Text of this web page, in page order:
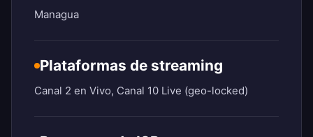
Managua
Plataformas de streaming
Canal 2 en Vivo, Canal 10 Live (geo-locked)